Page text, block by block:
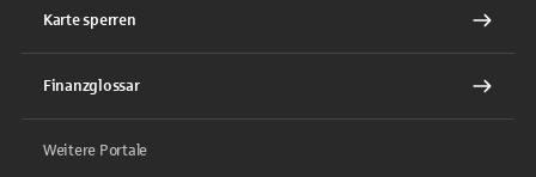
Karte sperren
Finanzglossar
Weitere Portale